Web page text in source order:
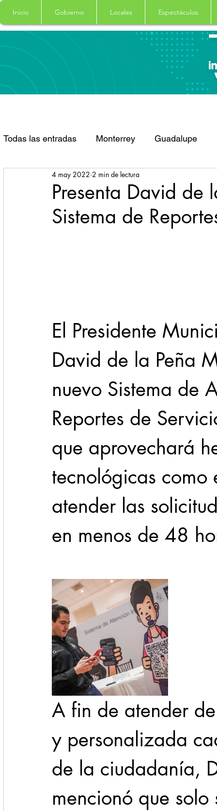
Inicio Gobierno Locales Espectáculos
Todas las entradas Monterrey Guadalupe
Santa Catarina San Pedro Garza Garcia
Espectaculos Clima Principal Salud
Presenta David de
Sistema de
4 may 2022 2 min de lectura
El Presidente
David de la Peña
nuevo Sistema de
Reportes de
que aprovechará
tecnológicas
atender las
en menos de 48
A fin de atender
y personalizada
de la ciudadanía,
mencionó que